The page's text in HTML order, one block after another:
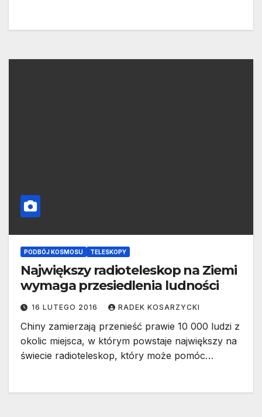
PODBÓJ KOSMOSU TELESKOPY
Największy radioteleskop na Ziemi
wymaga przesiedlenia ludności
16 LUTEGO 2016 RADEK KOSARZYCKI
Chiny zamierzają przenieść prawie 10 000 ludzi z
okolic miejsca, w którym powstaje największy na
świecie radioteleskop, który może pomóc…